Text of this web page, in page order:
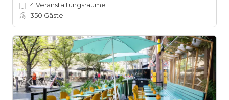
4Veranstaltungsräume
350 Gäste